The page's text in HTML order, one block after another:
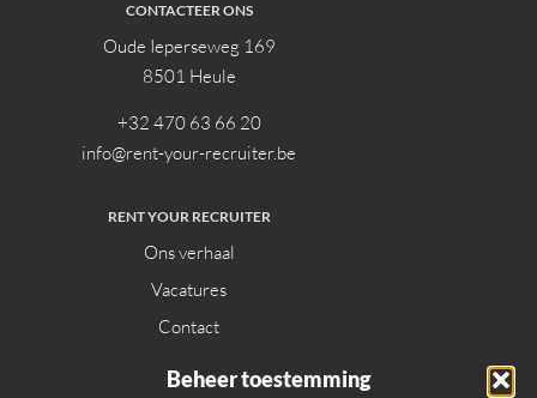
Beheer toestemming
CONTACTEER ONS
Oude Ieperseweg 169
8501 Heule
+32 470 63 66 20
info@rent-your-recruiter.be
RENT YOUR RECRUITER
Ons verhaal
Vacatures
Contact
DIENSTEN